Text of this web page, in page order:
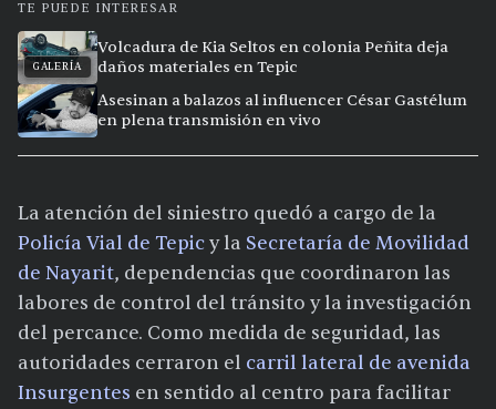
TE PUEDE INTERESAR
GALERÍA
Volcadura de Kia Seltos en colonia Peñita deja
daños materiales en Tepic
Asesinan a balazos al influencer César Gastélum
en plena transmisión en vivo
La atención del siniestro quedó a cargo de la
Policía Vial de Tepicy la Secretaría de Movilidad
de Nayarit, dependencias que coordinaron las
labores de control del tránsito y la investigación
del percance. Como medida de seguridad, las
autoridades cerraron el carril lateral de avenida
Insurgentes en sentido al centro para facilitar